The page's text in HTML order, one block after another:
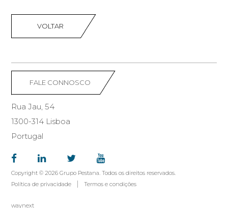
VOLTAR
FALE CONNOSCO
Rua Jau, 54
1300-314 Lisboa
Portugal
Copyright © 2026 Grupo Pestana. Todos os direitos reservados.
Política de privacidade
Termos e condições
waynext